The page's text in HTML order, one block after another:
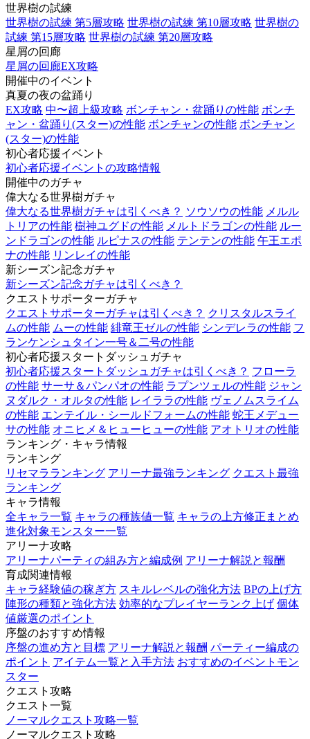
世界樹の試練
世界樹の試練 第5層攻略 世界樹の試練 第10層攻略 世界樹の
試練 第15層攻略 世界樹の試練 第20層攻略
星屑の回廊
星屑の回廊EX攻略
開催中のイベント
真夏の夜の盆踊り
EX攻略 中〜超上級攻略 ボンチャン・盆踊りの性能 ボンチ
ャン・盆踊り(スター)の性能 ボンチャンの性能 ボンチャン
(スター)の性能
初心者応援イベント
初心者応援イベントの攻略情報
開催中のガチャ
偉大なる世界樹ガチャ
偉大なる世界樹ガチャは引くべき？ ソウソウの性能 メルル
トリアの性能 樹神ユグドの性能 メルトドラゴンの性能 ルー
ンドラゴンの性能 ルピナスの性能 テンテンの性能 午王エポ
ナの性能 リンレイの性能
新シーズン記念ガチャ
新シーズン記念ガチャは引くべき？
クエストサポーターガチャ
クエストサポーターガチャは引くべき？ クリスタルスライ
ムの性能 ムーの性能 緋竜王ゼルの性能 シンデレラの性能 フ
ランケンシュタイン一号＆二号の性能
初心者応援スタートダッシュガチャ
初心者応援スタートダッシュガチャは引くべき？ フローラ
の性能 サーサ＆パンパオの性能 ラプンツェルの性能 ジャン
ヌダルク・オルタの性能 レイララの性能 ヴェノムスライム
の性能 エンテイル・シールドフォームの性能 蛇王メデュー
サの性能 オニヒメ＆ヒューヒューの性能 アオトリオの性能
ランキング・キャラ情報
ランキング
リセマラランキング アリーナ最強ランキング クエスト最強
ランキング
キャラ情報
全キャラ一覧 キャラの種族値一覧 キャラの上方修正まとめ
進化対象モンスター一覧
アリーナ攻略
アリーナパーティの組み方と編成例 アリーナ解説と報酬
育成関連情報
キャラ経験値の稼ぎ方 スキルレベルの強化方法 BPの上げ方
陣形の種類と強化方法 効率的なプレイヤーランク上げ 個体
値厳選のポイント
序盤のおすすめ情報
序盤の進め方と目標 アリーナ解説と報酬 パーティー編成の
ポイント アイテム一覧と入手方法 おすすめのイベントモン
スター
クエスト攻略
クエスト一覧
ノーマルクエスト攻略一覧
ノーマルクエスト攻略